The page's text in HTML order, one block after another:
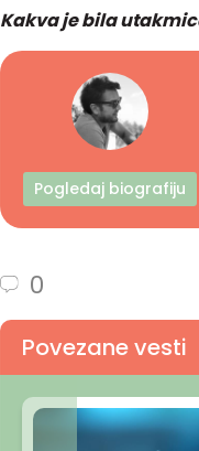
Kakva je bila
Pogledaj biografiju
0
Povezane vesti